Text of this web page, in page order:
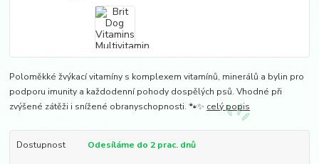
Poloměkké žvýkací vitamíny s komplexem vitamínů, minerálů a bylin pro
podporu imunity a každodenní pohody dospělých psů. Vhodné při
zvýšené zátěži i snížené obranyschopnosti. 🐾✨ celý popis
Dostupnost Odesíláme do 2 prac. dnů